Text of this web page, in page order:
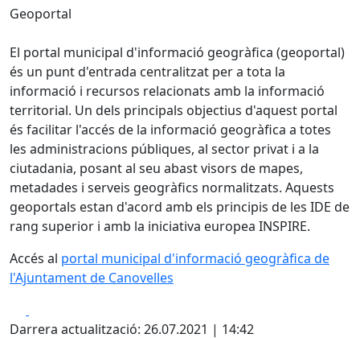
Geoportal
El portal municipal d'informació geogràfica (geoportal)
és un punt d'entrada centralitzat per a tota la
informació i recursos relacionats amb la informació
territorial. Un dels principals objectius d'aquest portal
és facilitar l'accés de la informació geogràfica a totes
les administracions públiques, al sector privat i a la
ciutadania, posant al seu abast visors de mapes,
metadades i serveis geogràfics normalitzats. Aquests
geoportals estan d'acord amb els principis de les IDE de
rang superior i amb la iniciativa europea INSPIRE.
Accés al portal municipal d'informació geogràfica de
l'Ajuntament de Canovelles
Darrera actualització: 26.07.2021 | 14:42